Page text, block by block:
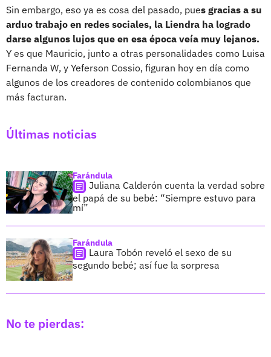
Sin embargo, eso ya es cosa del pasado, pues gracias a su
arduo trabajo en redes sociales, la Liendra ha logrado
darse algunos lujos que en esa época veía muy lejanos.
Y es que Mauricio, junto a otras personalidades como Luisa
Fernanda W, y Yeferson Cossio, figuran hoy en día como
algunos de los creadores de contenido colombianos que
más facturan.
Últimas noticias
Farándula
Juliana Calderón cuenta la verdad sobre
el papá de su bebé: “Siempre estuvo para
mí”
Farándula
Laura Tobón reveló el sexo de su
segundo bebé; así fue la sorpresa
No te pierdas: